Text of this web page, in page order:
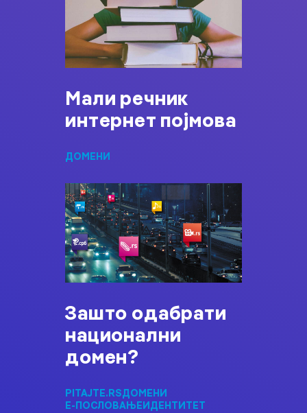
Мали речник
интернет појмова
ДОМЕНИ
Зашто одабрати
национални
домен?
PITAJTE.RSДОМЕНИ
Е-ПОСЛОВАЊЕИДЕНТИТЕТ